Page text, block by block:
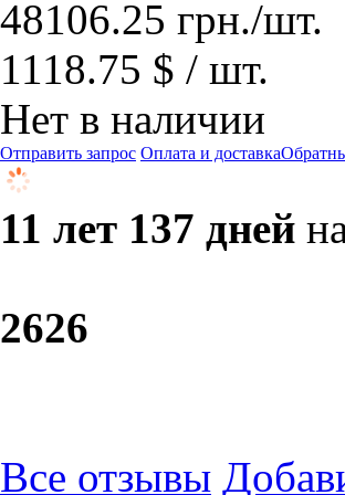
48106.25 грн./шт.
1118.75 $ / шт.
Нет в наличии
Отправить запрос Оплата и доставка
11 лет 137 дней
2626
Все отзывы